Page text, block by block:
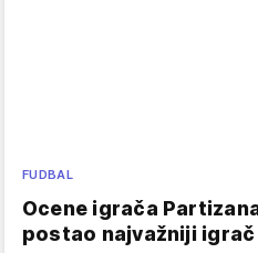
FUDBAL
Ocene igrača
postao najvažniji igrač